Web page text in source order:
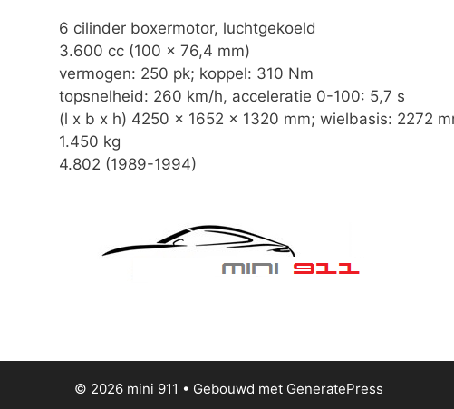
6 cilinder boxermotor, luchtgekoeld
3.600 cc (100 x 76,4 mm)
vermogen: 250 pk; koppel: 310 Nm
topsnelheid: 260 km/h, acceleratie 0-100: 5,7 s
(l x b x h) 4250 x 1652 x 1320 mm; wielbasis: 2272
1.450 kg
4.802 (1989-1994)
© 2026 mini 911 • Gebouwd met GeneratePress